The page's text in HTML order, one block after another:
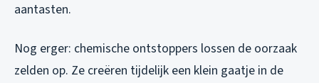
aantasten.
Nog erger: chemische ontstoppers lossen de oorzaak
zelden op. Ze creëren tijdelijk een klein gaatje in de